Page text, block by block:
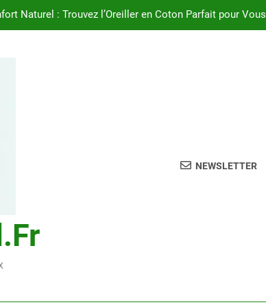
Naturel : Trouvez l’Oreiller en Coton Parfait pour Vous
Naturel : Trouvez l’Oreiller en Coton Parfait pour Vous
de l’Oreiller Dunlopillo à Mémoire de Forme
avec l’Oreiller à Épeautre pour des Nuits Paisibles
NEWSLETTER